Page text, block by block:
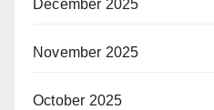
December 2025
November 2025
October 2025